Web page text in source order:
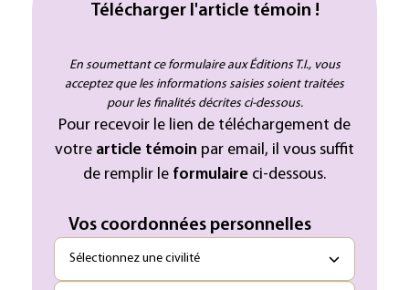
Télécharger l'article témoin !
En soumettant ce formulaire aux Éditions T.I., vous
acceptez que les informations saisies soient traitées
pour les finalités décrites ci-dessous.
Pour recevoir le lien de téléchargement de
votre article témoin par email, il vous suffit
de remplir le formulaire ci-dessous.
Vos coordonnées personnelles